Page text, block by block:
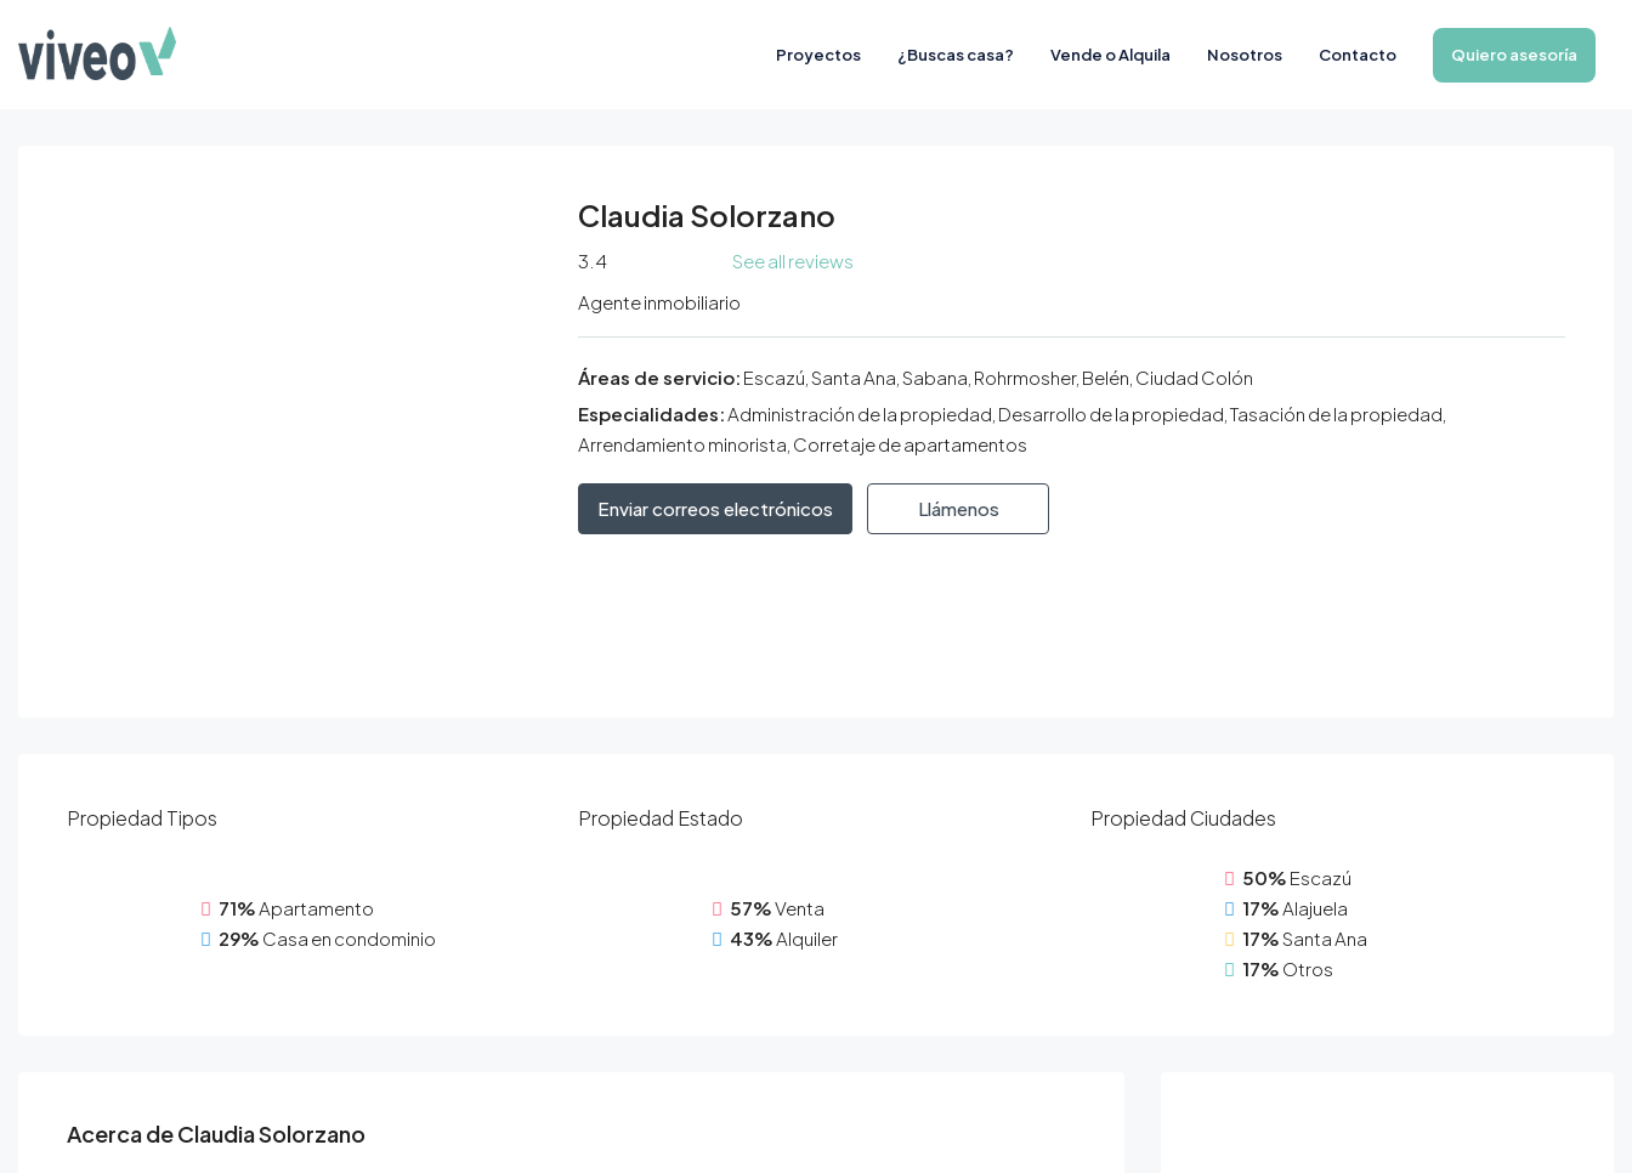
Proyectos ¿Buscas casa? Vende o Alquila Nosotros Contacto Quiero asesoría
Claudia Solorzano
3.4
See all reviews
Agente inmobiliario
Áreas de servicio: Escazú, Santa Ana, Sabana, Rohrmosher, Belén, Ciudad Colón
Especialidades:Administración de la propiedad, Desarrollo de la propiedad, Tasación de la propiedad,
Arrendamiento minorista, Corretaje de apartamentos
Enviar correos electrónicos Llámenos
Propiedad Tipos
71%Apartamento
29% Casa en condominio
Propiedad Estado
57%Venta
43%Alquiler
Propiedad Ciudades
50% Escazú
17%Alajuela
17%Santa Ana
17% Otros
Acerca de Claudia Solorzano